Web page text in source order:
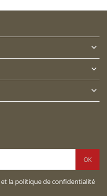



et la politique de confidentialité